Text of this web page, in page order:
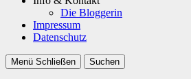
Die Bloggerin
Impressum
Datenschutz
Menü Schließen Suchen